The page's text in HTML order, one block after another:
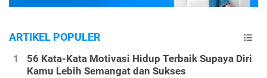
ARTIKEL POPULER
56 Kata-Kata Motivasi Hidup Terbaik Supaya Diri
Kamu Lebih Semangat dan Sukses